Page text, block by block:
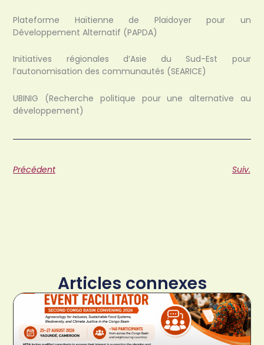
Plateforme Haïtienne de Plaidoyer pour un
Développement Alternatif (PAPDA)
Initiatives régionales d’Asie du Sud-Est pour
l’autonomisation des communautés (SEARICE)
UBINIG (Recherche politique pour une alternative au
développement)
Précédent Suiv.
Articles connexes